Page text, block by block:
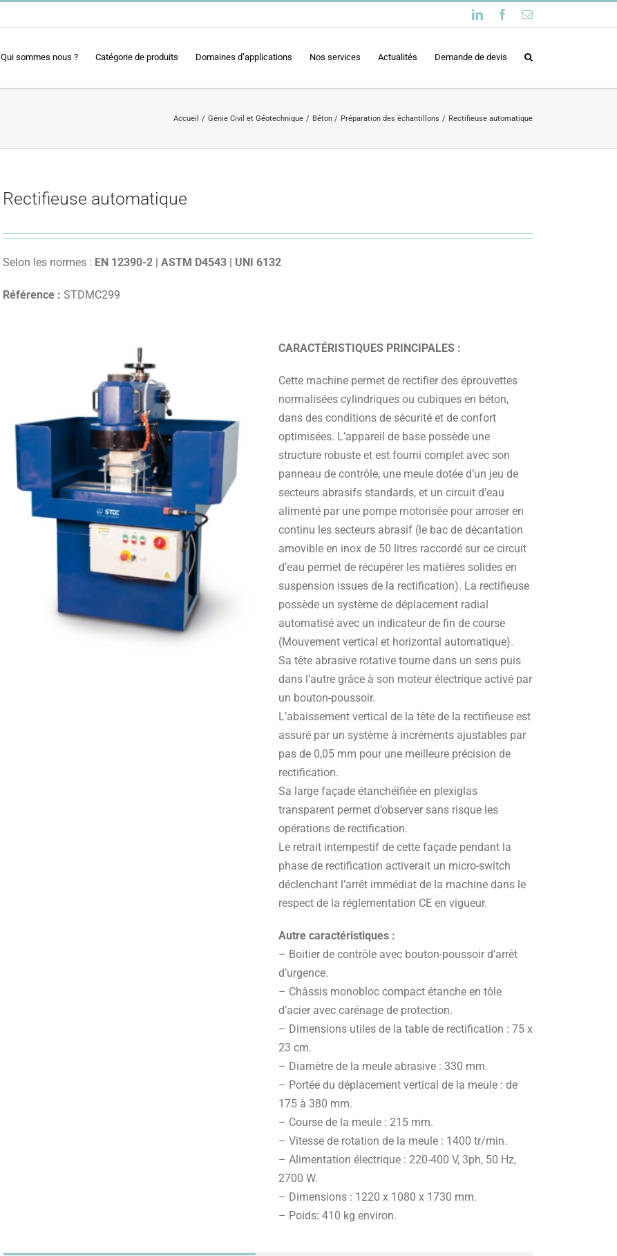
LinkedInFacebook
Email
Qui sommes nous ? Catégorie de produits Domaines d’applications Nos services Actualités Demande de devis
Accueil Génie Civil et Géotechnique Béton Préparation des échantillons Rectifieuse automatique
Rectifieuse automatique
Selon les normes : EN 12390-2 | ASTM D4543 | UNI 6132
Référence : STDMC299
CARACTÉRISTIQUES PRINCIPALES :
Cette machine permet de rectifier des éprouvettes
normalisées cylindriques ou cubiques en béton,
dans des conditions de sécurité et de confort
optimisées. L’appareil de base possède une
structure robuste et est fourni complet avec son
panneau de contrôle, une meule dotée d’un jeu de
secteurs abrasifs standards, et un circuit d’eau
alimenté par une pompe motorisée pour arroser en
continu les secteurs abrasif (le bac de décantation
amovible en inox de 50 litres raccordé sur ce circuit
d’eau permet de récupérer les matières solides en
suspension issues de la rectification). La rectifieuse
possède un système de déplacement radial
automatisé avec un indicateur de fin de course
(Mouvement vertical et horizontal automatique).
Sa tête abrasive rotative tourne dans un sens puis
dans l’autre grâce à son moteur électrique activé par
un bouton-poussoir.
L’abaissement vertical de la tête de la rectifieuse est
assuré par un système à incréments ajustables par
pas de 0,05 mm pour une meilleure précision de
rectification.
Sa large façade étanchéifiée en plexiglas
transparent permet d’observer sans risque les
opérations de rectification.
Le retrait intempestif de cette façade pendant la
phase de rectification activerait un micro-switch
déclenchant l’arrêt immédiat de la machine dans le
respect de la réglementation CE en vigueur.
Autre caractéristiques :
– Boitier de contrôle avec bouton-poussoir d’arrêt
d’urgence.
– Châssis monobloc compact étanche en tôle
d’acier avec carénage de protection.
– Dimensions utiles de la table de rectification : 75 x
23 cm.
– Diamètre de la meule abrasive : 330 mm.
– Portée du déplacement vertical de la meule : de
175 à 380 mm.
– Course de la meule : 215 mm.
– Vitesse de rotation de la meule : 1400 tr/min.
– Alimentation électrique : 220-400 V, 3ph, 50 Hz,
2700 W.
– Dimensions : 1220 x 1080 x 1730 mm.
– Poids: 410 kg environ.